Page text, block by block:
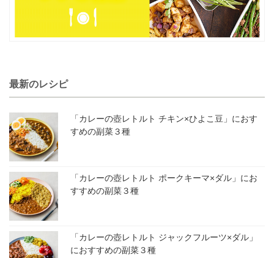
最新のレシピ
「カレーの壺レトルト チキン×ひよこ豆」におす
すめの副菜３種
「カレーの壺レトルト ポークキーマ×ダル」にお
すすめの副菜３種
「カレーの壺レトルト ジャックフルーツ×ダル」
におすすめの副菜３種